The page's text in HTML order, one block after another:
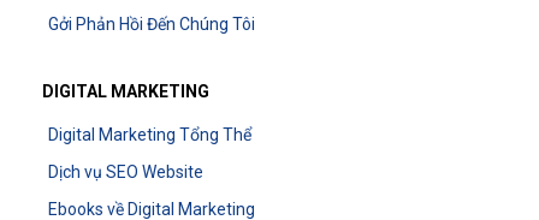
Gởi Phản Hồi Đến Chúng Tôi
DIGITAL MARKETING
Digital Marketing Tổng Thể
Dịch vụ SEO Website
Ebooks về Digital Marketing